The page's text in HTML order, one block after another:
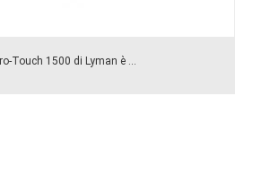
Touch 1500 di Lyman è ...